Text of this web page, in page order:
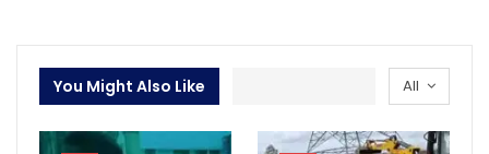
All
You Might Also Like